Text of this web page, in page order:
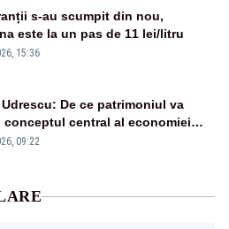
s-au scumpit din nou,
este la un pas de 11 lei/litru
15:36
Udrescu: De ce patrimoniul va
conceptul central al economiei
09:22